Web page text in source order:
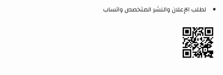
لطلب الإعلان والنشر المتخصص واتساب